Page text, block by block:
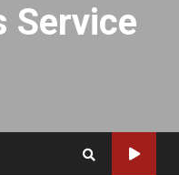
Service